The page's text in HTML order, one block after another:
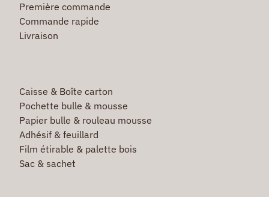
Première commande
Commande rapide
Livraison
Caisse & Boîte carton
Pochette bulle & mousse
Papier bulle & rouleau mousse
Adhésif & feuillard
Film étirable & palette bois
Sac & sachet